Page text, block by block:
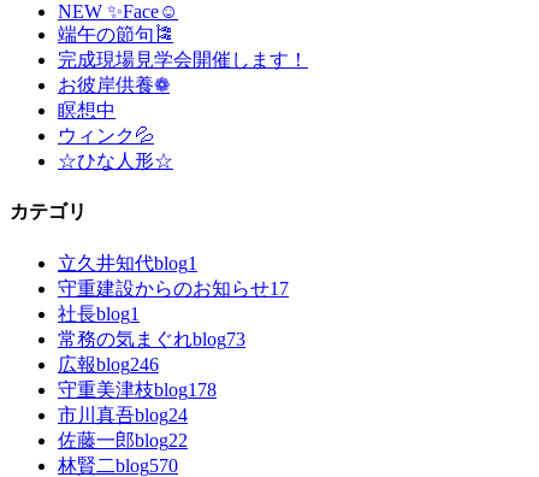
NEW ✨Face☺
端午の節句🎏
完成現場見学会開催します！
お彼岸供養❁
瞑想中
ウィンク💦
☆ひな人形☆
カテゴリ
立久井知代blog1
守重建設からのお知らせ17
社長blog1
常務の気まぐれblog73
広報blog246
守重美津枝blog178
市川真吾blog24
佐藤一郎blog22
林賢二blog570